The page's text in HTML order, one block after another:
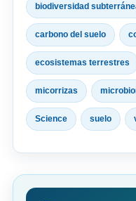
biodiversidad
carbono del suelo
ecosistemas terrestres
micorrizas
Science suelo